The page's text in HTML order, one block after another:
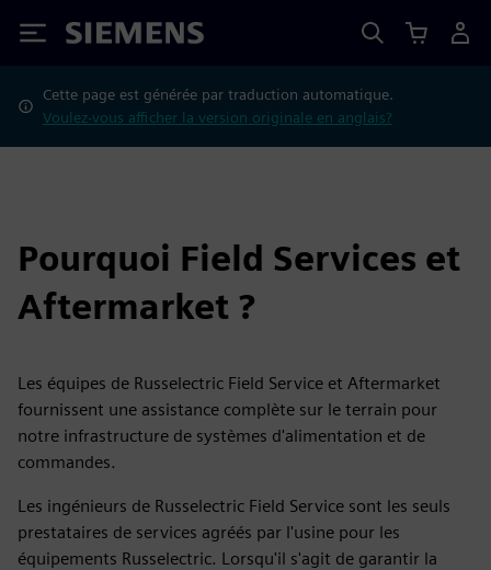
Siemens
Cette page est générée par traduction automatique.
Voulez-vous afficher la version originale en anglais?
Pourquoi Field Services et
Aftermarket ?
Les équipes de Russelectric Field Service et Aftermarket
fournissent une assistance complète sur le terrain pour
notre infrastructure de systèmes d'alimentation et de
commandes.
Les ingénieurs de Russelectric Field Service sont les seuls
prestataires de services agréés par l'usine pour les
équipements Russelectric. Lorsqu'il s'agit de garantir la